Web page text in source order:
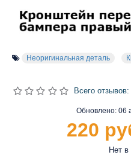
Неоригинальная деталь
Обновлено: 06
Нет в
Всего отзывов:
220